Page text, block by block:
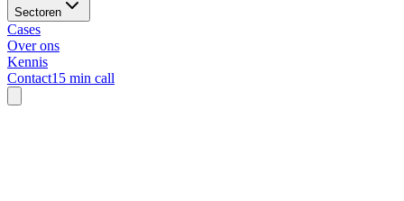
Sectoren
Cases
Over ons
Kennis
Contact15 min call